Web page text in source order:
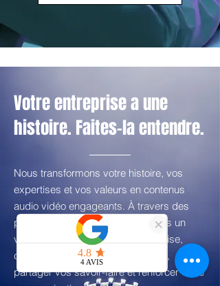
Votre entreprise a une
histoire. Faites-la entendre.
Nous transformons votre histoire, vos
expertises et vos valeurs en contenus
audio vidéo engageants. À travers des
podcasts sur mesure, nous créons un
véritable média pour votre entreprise,
capable de raconter vos parcours,
partager vos savoir-faire et renforcer votre